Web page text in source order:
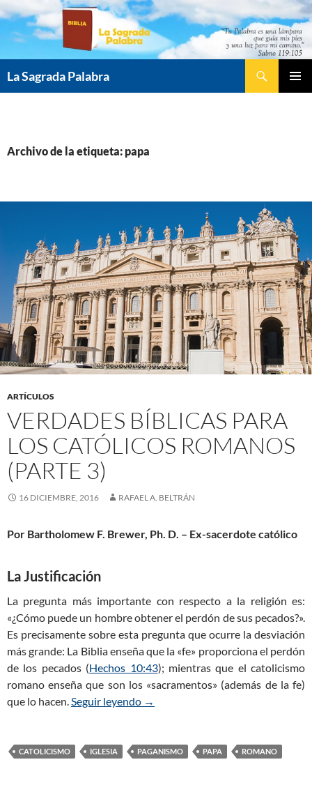
Saltar
contenido
La Sagrada Palabra
Archivo de la etiqueta: papa
ARTÍCULOS
VERDADES BÍBLICAS PARA
LOS CATÓLICOS ROMANOS
(PARTE 3)
16 DICIEMBRE, 2016 RAFAEL A. BELTRÁN
Por Bartholomew F. Brewer, Ph. D. – Ex-sacerdote católico
La Justificación
La pregunta más importante con respecto a la religión es:
«¿Cómo puede un hombre obtener el perdón de sus pecados?».
Es precisamente sobre esta pregunta que ocurre la desviación
más grande: La Biblia enseña que la «fe» proporciona el perdón
de los pecados (Hechos 10:43); mientras que el catolicismo
romano enseña que son los «sacramentos» (además de la fe)
que lo hacen.Seguir leyendo Verdades Bíblicas para los
→
CATOLICISMO IGLESIA PAGANISMO PAPA ROMANO